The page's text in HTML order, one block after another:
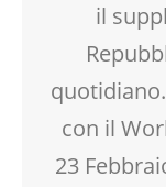
SOCIALIZZAZIONE
TEMPO LIBERO
VIA FARUFFINI
il
con il
23